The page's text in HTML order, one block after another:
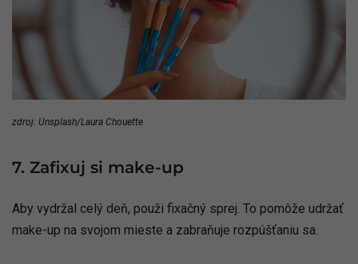
zdroj: Unsplash/Laura Chouette
7. Zafixuj si make-up
Aby vydržal celý deň, použi fixačný sprej. To pomôže udržať
make-up na svojom mieste a zabraňuje rozpúšťaniu sa.